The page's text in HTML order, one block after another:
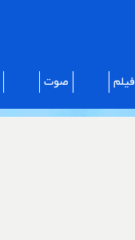
فیلم صوت